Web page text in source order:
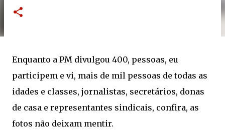
Enquanto a PM divulgou 400, pessoas, eu
participem e vi, mais de mil pessoas de todas as
idades e classes, jornalistas, secretários, donas
de casa e representantes sindicais, confira, as
fotos não deixam mentir.